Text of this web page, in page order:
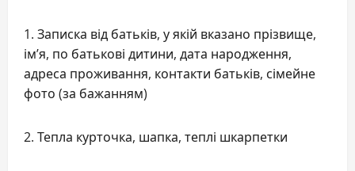
1. Записка від батьків, у якій вказано прізвище,
ім’я, по батькові дитини, дата народження,
адреса проживання, контакти батьків, сімейне
фото (за бажанням)
2. Тепла курточка, шапка, теплі шкарпетки